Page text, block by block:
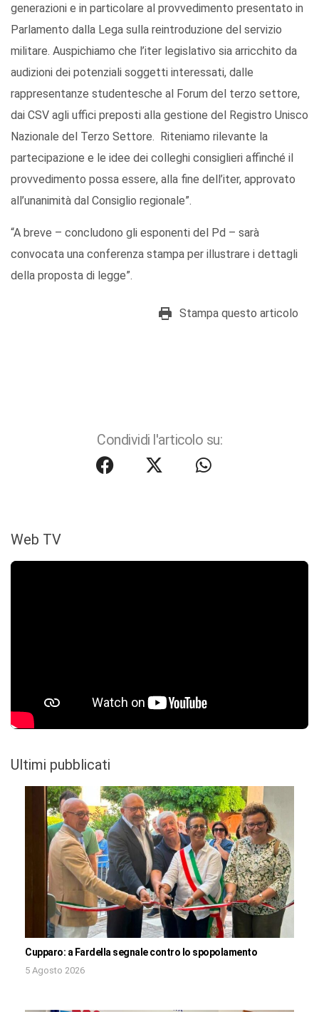
generazioni e in particolare al provvedimento presentato in
Parlamento dalla Lega sulla reintroduzione del servizio
militare. Auspichiamo che l’iter legislativo sia arricchito da
audizioni dei potenziali soggetti interessati, dalle
rappresentanze studentesche al Forum del terzo settore,
dai CSV agli uffici preposti alla gestione del Registro Unisco
Nazionale del Terzo Settore. Riteniamo rilevante la
partecipazione e le idee dei colleghi consiglieri affinché il
provvedimento possa essere, alla fine dell’iter, approvato
all’unanimità dal Consiglio regionale”.
“A breve – concludono gli esponenti del Pd – sarà
convocata una conferenza stampa per illustrare i dettagli
della proposta di legge”.
Stampa questo articolo
Condividi l'articolo su:
Web TV
Ultimi pubblicati
Cupparo: a Fardella segnale contro lo spopolamento
5 Agosto 2026